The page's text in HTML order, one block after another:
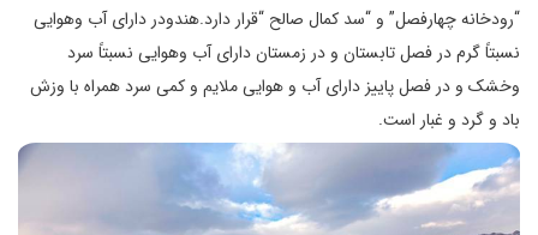
“رودخانه چهارفصل” و “سد کمال صالح “قرار دارد.هندودر دارای آب وهوایی
نسبتاً گرم در فصل تابستان و در زمستان دارای آب وهوایی نسبتاً سرد
وخشک و در فصل پاییز دارای آب و هوایی ملایم و کمی سرد همراه با وزش
باد و گرد و غبار است.